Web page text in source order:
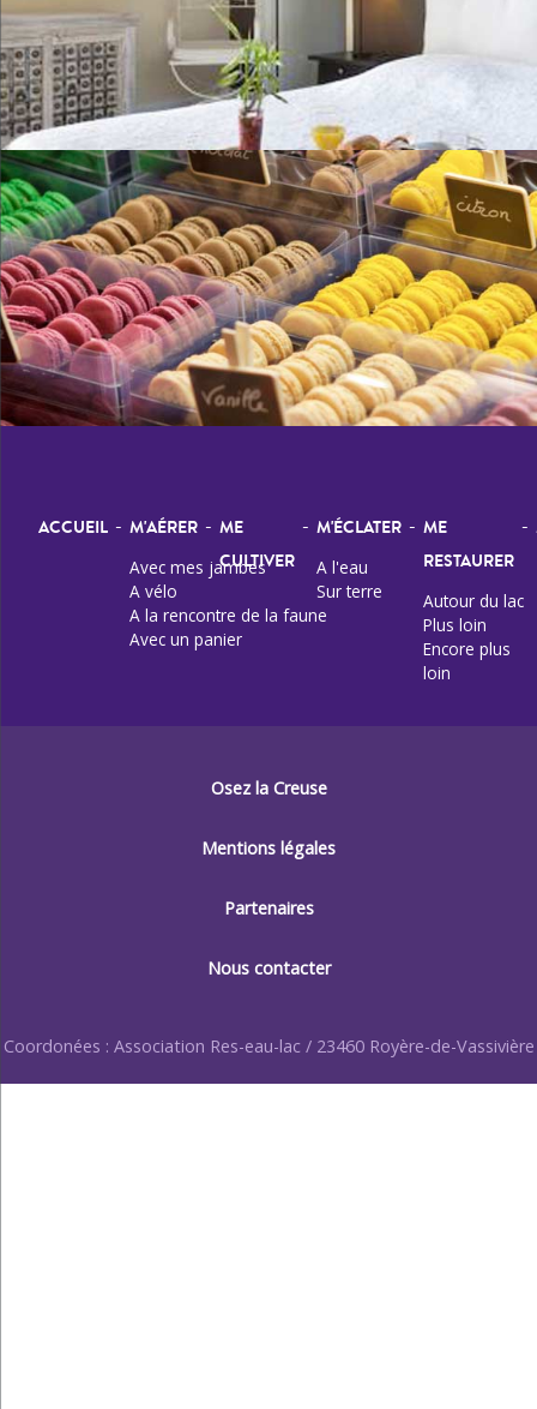
ACCUEIL - M'AÉRER
Avec mes jambes
A vélo
A la rencontre de la faune
Avec un panier
- ME
CULTIVER
- M'ÉCLATER
A l'eau
Sur terre
- ME
RESTAURER
Autour du lac
Plus loin
Encore plus
loin
-
Osez la Creuse
Mentions légales
Partenaires
Nous contacter
Coordonées : Association Res-eau-lac / 23460 Royère-de-Vassivière